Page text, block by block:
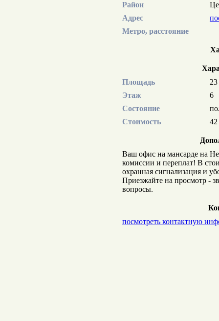
Район
Адрес
Метро, расстояние
Площадь
Этаж
6
Состояние
Стоимость
Ваш офис на мансарде на
комиссии и переплат! В
охранная сигнализация и
Приезжайте на просмотр -
вопросы.
посмотреть контактную